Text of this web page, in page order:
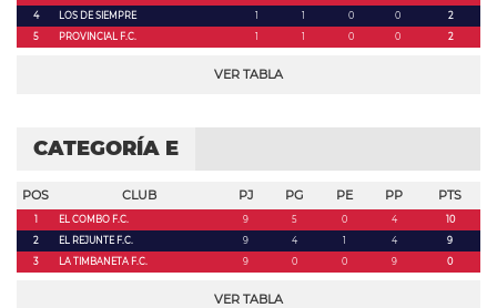
4
LOS DE SIEMPRE 1 1 0 0
2
5
PROVINCIAL F.C. 1 1 0 0 2
VER TABLA
CATEGORÍA E
POS CLUB PJ PG PE PP PTS
1 EL COMBO F.C. 9 5 0 4
10
2
EL REJUNTE F.C. 9 4 1 4
9
3
LA TIMBANETA F.C. 9 0 0 9 0
VER TABLA